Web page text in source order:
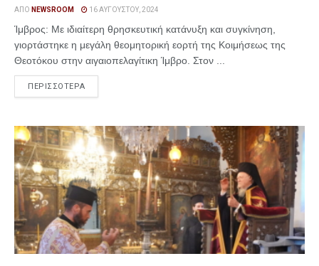
ΑΠΌ NEWSROOM 16 ΑΥΓΟΎΣΤΟΥ, 2024
Ίμβρος: Με ιδιαίτερη θρησκευτική κατάνυξη και συγκίνηση,
γιορτάστηκε η μεγάλη θεομητορική εορτή της Κοιμήσεως της
Θεοτόκου στην αιγαιοπελαγίτικη Ίμβρο. Στον ...
ΠΕΡΙΣΣΟΤΕΡΑ